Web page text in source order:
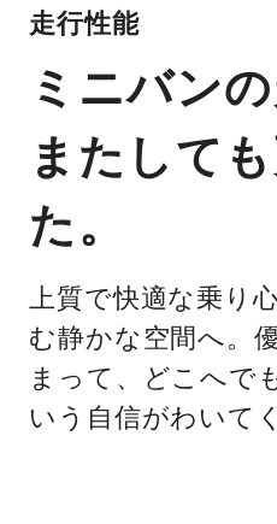
走行性能
ミニバンの
またして
た。
上質で快適な乗り
む静かな空間へ。
まって、どこへで
いう自信がわいて